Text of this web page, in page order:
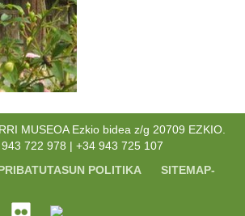
MUSEOA Ezkio bidea z/g 20709 EZKIO.
722 978 | +34 943 725 107
POLITIKA
SITEMAP-